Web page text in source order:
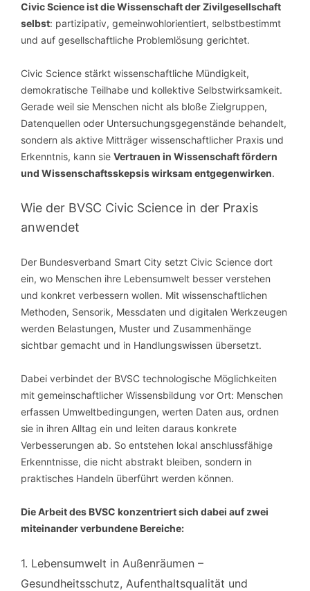
Civic Science ist die Wissenschaft der Zivilgesellschaft
selbst: partizipativ, gemeinwohlorientiert, selbstbestimmt
und auf gesellschaftliche Problemlösung gerichtet.
Civic Science stärkt wissenschaftliche Mündigkeit,
demokratische Teilhabe und kollektive Selbstwirksamkeit.
Gerade weil sie Menschen nicht als bloße Zielgruppen,
Datenquellen oder Untersuchungsgegenstände behandelt,
sondern als aktive Mitträger wissenschaftlicher Praxis und
Erkenntnis, kann sie Vertrauen in Wissenschaft fördern
und Wissenschaftsskepsis wirksam entgegenwirken.
Wie der BVSC Civic Science in der Praxis
anwendet
Der Bundesverband Smart City setzt Civic Science dort
ein, wo Menschen ihre Lebensumwelt besser verstehen
und konkret verbessern wollen. Mit wissenschaftlichen
Methoden, Sensorik, Messdaten und digitalen Werkzeugen
werden Belastungen, Muster und Zusammenhänge
sichtbar gemacht und in Handlungswissen übersetzt.
Dabei verbindet der BVSC technologische Möglichkeiten
mit gemeinschaftlicher Wissensbildung vor Ort: Menschen
erfassen Umweltbedingungen, werten Daten aus, ordnen
sie in ihren Alltag ein und leiten daraus konkrete
Verbesserungen ab. So entstehen lokal anschlussfähige
Erkenntnisse, die nicht abstrakt bleiben, sondern in
praktisches Handeln überführt werden können.
Die Arbeit des BVSC konzentriert sich dabei auf zwei
miteinander verbundene Bereiche:
1. Lebensumwelt in Außenräumen –
Gesundheitsschutz, Aufenthaltsqualität und